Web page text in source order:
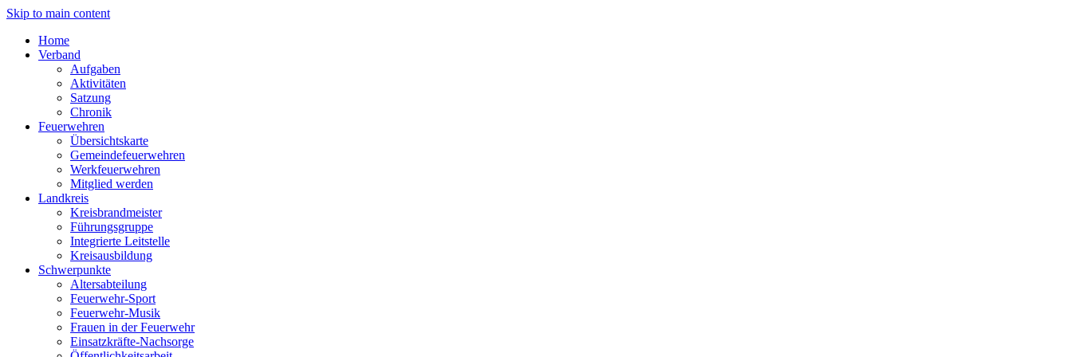
Skip to main content
Home
Verband
Aufgaben
Aktivitäten
Satzung
Chronik
Feuerwehren
Übersichtskarte
Gemeindefeuerwehren
Werkfeuerwehren
Mitglied werden
Landkreis
Kreisbrandmeister
Führungsgruppe
Integrierte Leitstelle
Kreisausbildung
Schwerpunkte
Altersabteilung
Feuerwehr-Sport
Feuerwehr-Musik
Frauen in der Feuerwehr
Einsatzkräfte-Nachsorge